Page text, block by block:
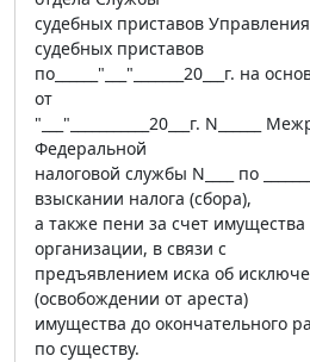
судебных приставов
судебных приставов
по______"___"_______20___г. на
от
"___"___________20___г. N______
Федеральной
налоговой службы N____ по
взыскании налога (сбора),
а также пени за счет
организации, в связи с
предъявлением иска об
(освобождении от ареста)
имущества до окончательного
по существу.